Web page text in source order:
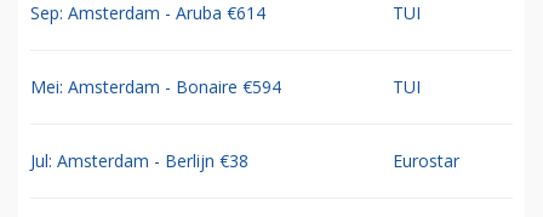
Sep: Amsterdam - Aruba €614 TUI
Mei: Amsterdam - Bonaire €594 TUI
Jul: Amsterdam - Berlijn €38 Eurostar